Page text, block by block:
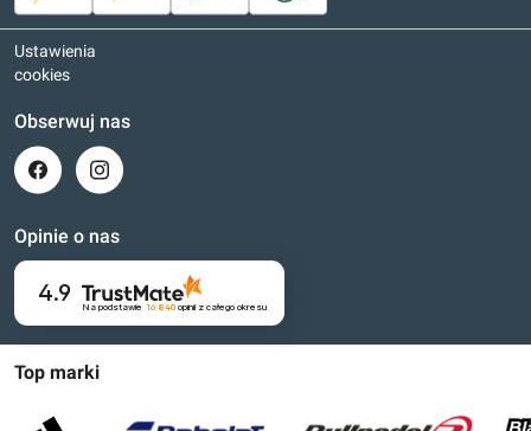
Top marki
Ustawienia
cookies
Obserwuj nas
Opinie o nas
4.9
Na podstawie 16 840opinii z całego okresu